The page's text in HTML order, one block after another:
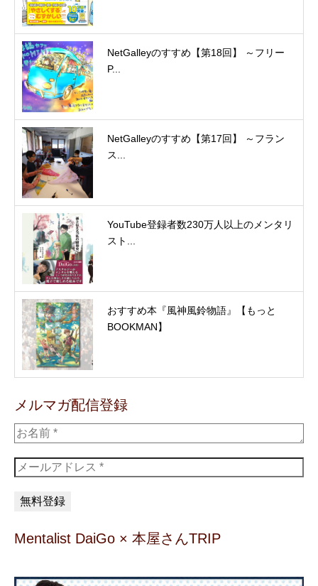
NetGalleyのすすめ【第18回】 ～フリー
P...
NetGalleyのすすめ【第17回】 ～フラン
ス...
YouTube登録者数230万人以上のメンタリ
スト...
おすすめ本『風神風鈴物語』【もっと
BOOKMAN】
メルマガ配信登録
Mentalist DaiGo × 本屋さんTRIP